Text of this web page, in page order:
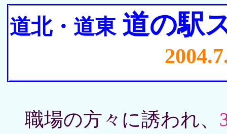
道北・道東 道の駅
職場の方々に誘われ、